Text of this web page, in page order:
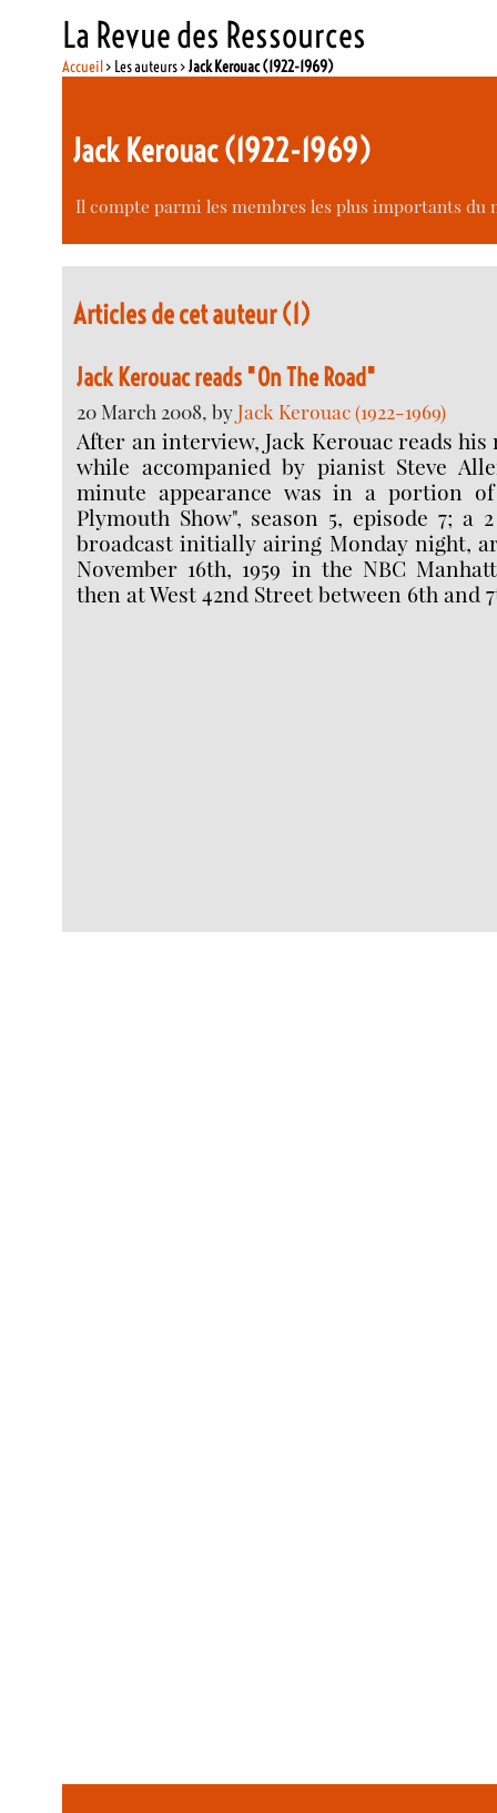
La Revue des Ressources
Accueil> Les auteurs >Jack Kerouac (1922-1969)
Jack Kerouac (1922-1969)
Il compte parmi les membres les plus importants
Articles de cet auteur (1)
Jack Kerouac reads "On The Road"
20 March 2008, byJack Kerouac (1922-1969)
After an interview, Jack Kerouac reads
while accompanied by pianist Steve
minute appearance was in a portion of
Plymouth Show", season 5, episode 7; a
broadcast initially airing Monday night,
November 16th, 1959 in the NBC
then at West 42nd Street between 6th and